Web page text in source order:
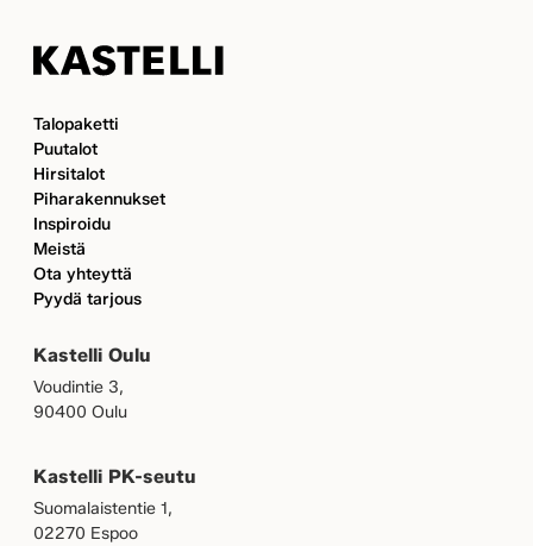
Talopaketti
Puutalot
Hirsitalot
Piharakennukset
Inspiroidu
Meistä
Ota yhteyttä
Pyydä tarjous
Kastelli Oulu
Voudintie 3,
90400 Oulu
Kastelli PK-seutu
Suomalaistentie 1,
02270 Espoo